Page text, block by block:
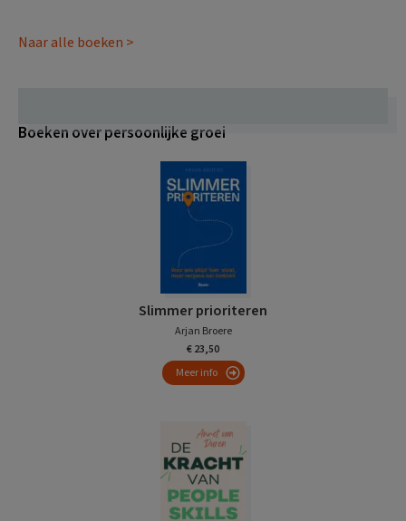
Naar alle boeken >
Boeken over persoonlijke groei
Slimmer prioriteren
Arjan Broere
€ 23,50
Meer info